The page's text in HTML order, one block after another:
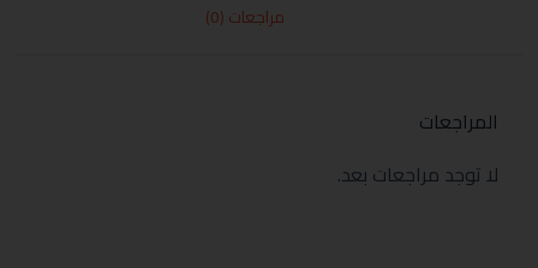
مراجعات (0)
المراجعات
لا توجد مراجعات بعد.